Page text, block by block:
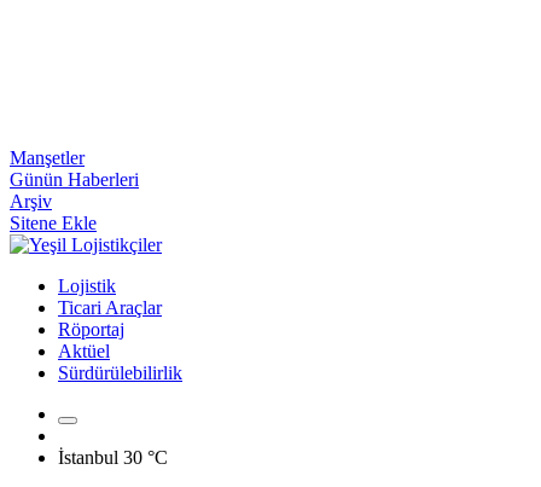
Manşetler
Günün Haberleri
Arşiv
Sitene Ekle
Lojistik
Ticari Araçlar
Röportaj
Aktüel
Sürdürülebilirlik
İstanbul 30 °C